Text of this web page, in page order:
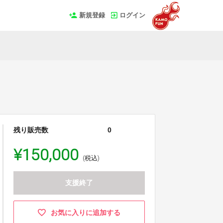
新規登録 ログイン
残り販売数 0
¥150,000 (税込)
支援終了
お気に入りに追加する